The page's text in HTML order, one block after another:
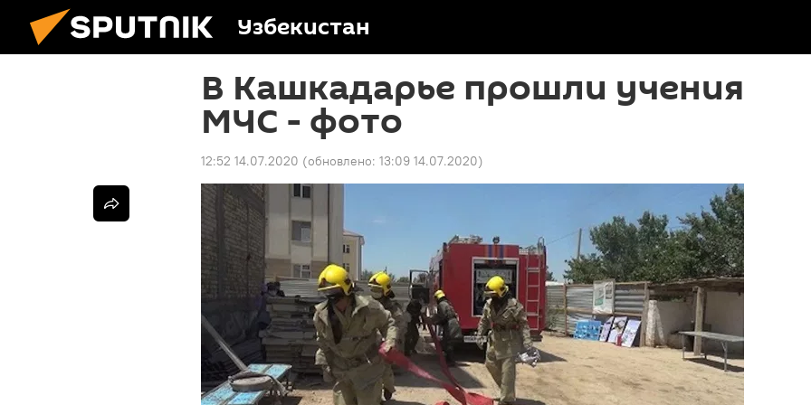
Узбекистан
В Кашкадарье прошли учения
МЧС - фото
12:52 14.07.2020 (обновлено: 13:09 14.07.2020)